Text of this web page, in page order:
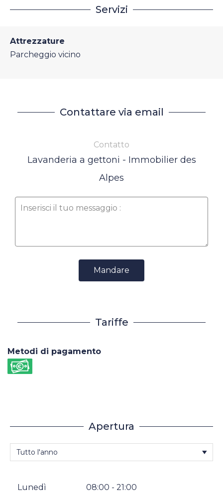
Servizi
Attrezzature
Parcheggio vicino
Contattare via email
Contatto
Lavanderia a gettoni - Immobilier des
Alpes
Mandare
Tariffe
Metodi di pagamento
Apertura
Lunedì 08:00 - 21:00